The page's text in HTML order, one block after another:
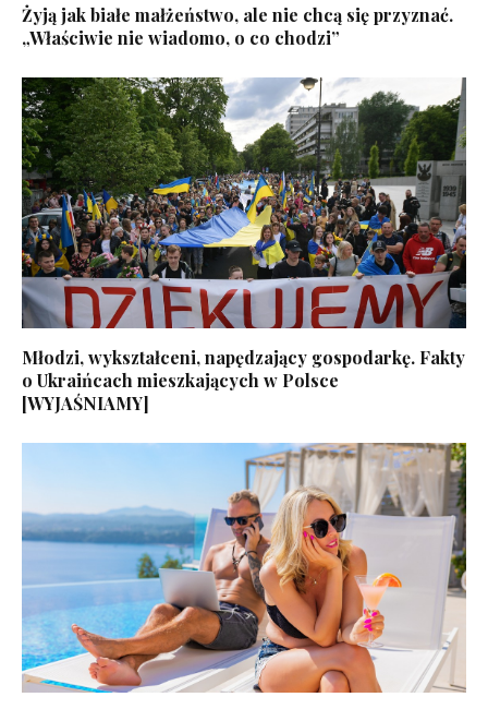
Żyją jak białe małżeństwo, ale nie chcą się przyznać.
„Właściwie nie wiadomo, o co chodzi”
Młodzi, wykształceni, napędzający gospodarkę. Fakty
o Ukraińcach mieszkających w Polsce
[WYJAŚNIAMY]